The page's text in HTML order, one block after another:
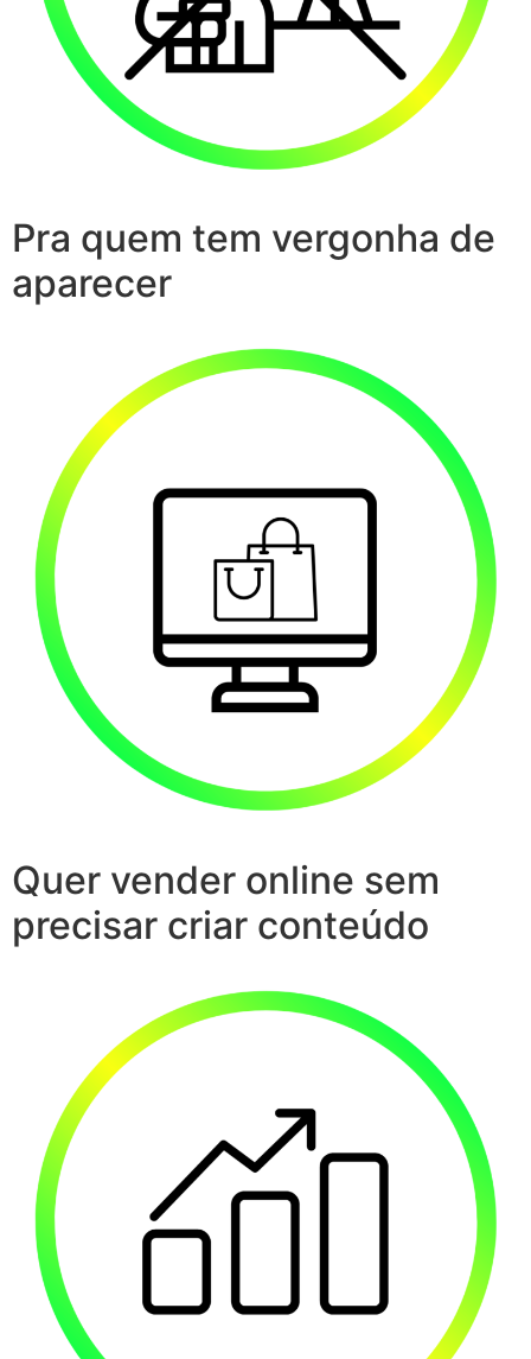
Pra quem tem vergonha de
aparecer
Quer vender online sem
precisar criar conteúdo